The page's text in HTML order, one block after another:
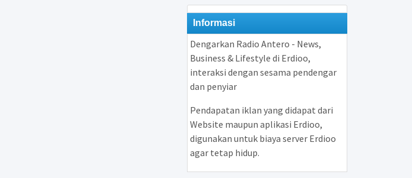
Jawa Tengah
Yogyakarta
Jawa Timur
Banten
Nusa Tenggara Barat
Nusa Tenggara Timur
Informasi
Dengarkan Radio Antero - News,
Business & Lifestyle di Erdioo,
interaksi dengan sesama pendengar
dan penyiar
Pendapatan iklan yang didapat dari
Website maupun aplikasi Erdioo,
digunakan untuk biaya server Erdioo
agar tetap hidup.